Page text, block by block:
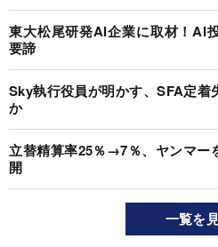
東大松尾研発AI企業に取材！AI
要諦
Sky執行役員が明かす、SFA定着
か
立替精算率25％→7％、ヤンマー
開
一覧を